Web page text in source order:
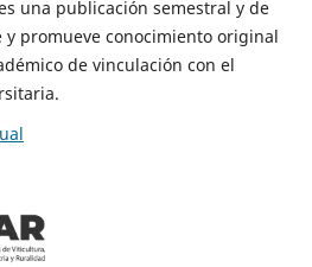
una publicación semestral y de
promueve conocimiento original
de vinculación con el